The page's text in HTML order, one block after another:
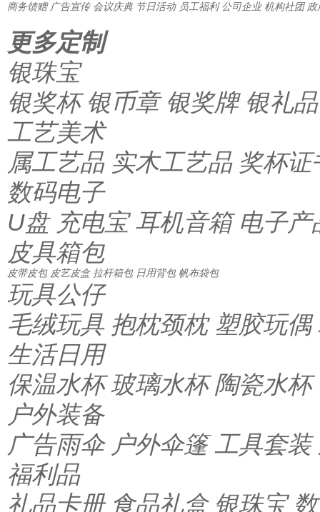
商务馈赠 广告宣传 会议庆典 节日活动 员工福利 公司企业 机构社团 政
更多定制
银珠宝
银奖杯 银币章 银奖牌 银礼品
工艺美术
属工艺品 实木工艺品 奖杯证
数码电子
U盘 充电宝 耳机音箱 电子产
皮具箱包
皮带皮包 皮艺皮盒 拉杆箱包 日用背包 帆布袋包
玩具公仔
毛绒玩具 抱枕颈枕 塑胶玩偶
生活日用
保温水杯 玻璃水杯 陶瓷水杯
户外装备
广告雨伞 户外伞篷 工具套装
福利品
礼品卡册 食品礼盒 银珠宝